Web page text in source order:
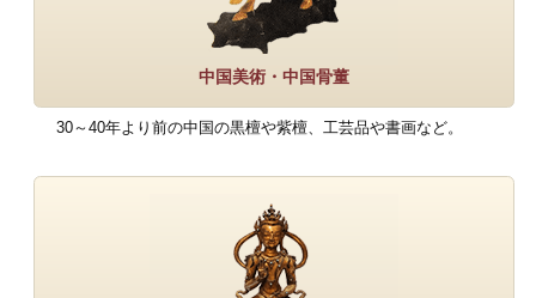
中国美術・中国骨董
30～40年より前の中国の黒檀や紫檀、工芸品や書画など。